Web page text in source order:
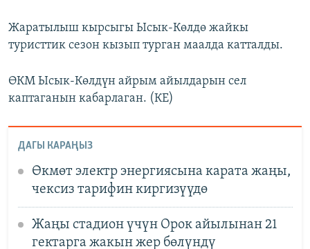
Жаратылыш кырсыгы Ысык-Көлдө жайкы
туристтик сезон кызып турган маалда катталды.
ӨКМ Ысык-Көлдүн айрым айылдарын сел
каптаганын кабарлаган. (КЕ)
ДАГЫ КАРАҢЫЗ
Өкмөт электр энергиясына карата жаңы,
чексиз тарифин киргизүүдө
Жаңы стадион үчүн Орок айылынан 21
гектарга жакын жер бөлүндү